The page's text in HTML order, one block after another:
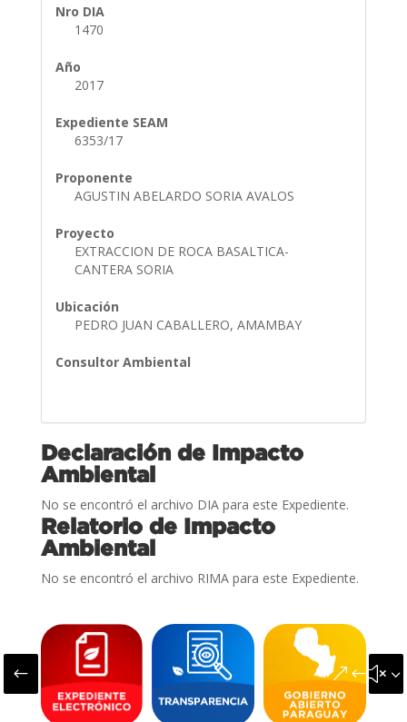
Nro DIA
1470
Año
2017
Expediente SEAM
6353/17
Proponente
AGUSTIN ABELARDO SORIA AVALOS
Proyecto
EXTRACCION DE ROCA BASALTICA-
CANTERA SORIA
Ubicación
PEDRO JUAN CABALLERO, AMAMBAY
Consultor Ambiental
Declaración de Impacto
Ambiental
No se encontró el archivo DIA para este Expediente.
Relatorio de Impacto
Ambiental
No se encontró el archivo RIMA para este Expediente.
#